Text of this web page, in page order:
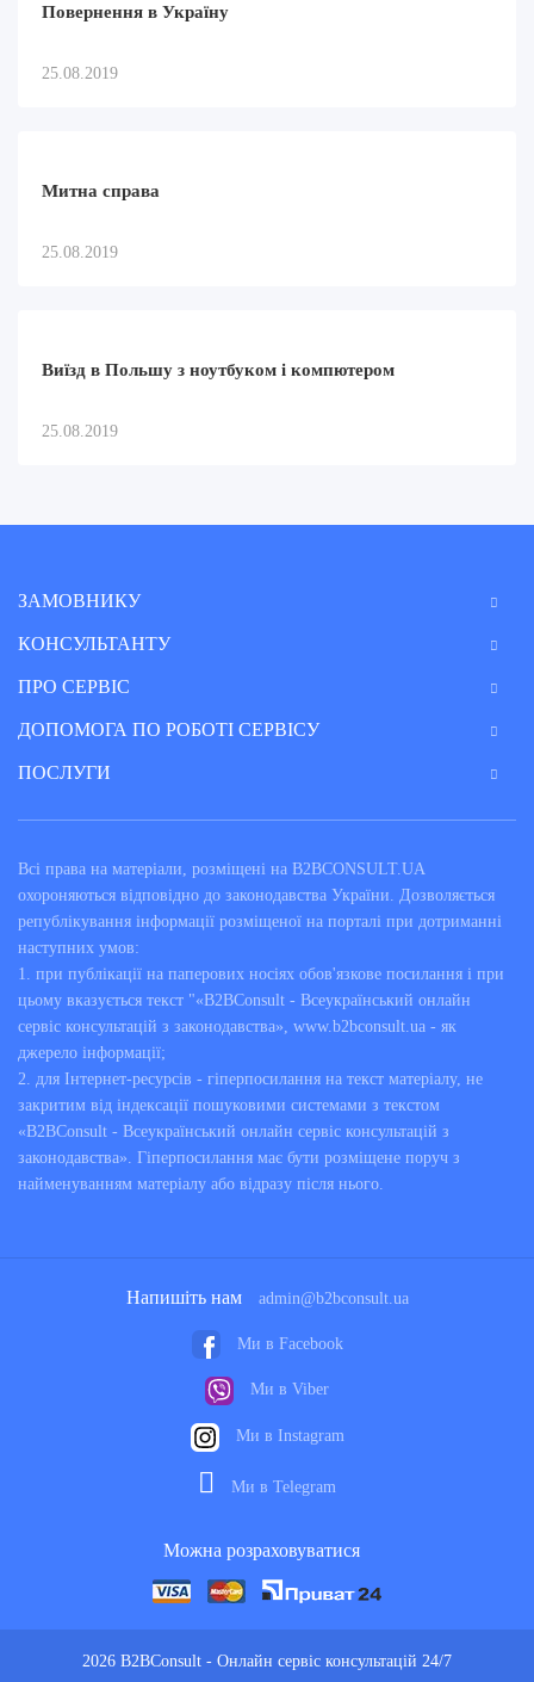
Повернення в Україну
25.08.2019
Митна справа
25.08.2019
Виїзд в Польшу з ноутбуком і компютером
25.08.2019
ЗАМОВНИКУ
КОНСУЛЬТАНТУ
ПРО СЕРВІС
ДОПОМОГА ПО РОБОТІ СЕРВІСУ
ПОСЛУГИ
Всі права на матеріали, розміщені на B2BCONSULT.UA
охороняються відповідно до законодавства України. Дозволяється
републікування інформації розміщеної на порталі при дотриманні
наступних умов:
1. при публікації на паперових носіях обов'язкове посилання і при
цьому вказується текст "«B2BConsult - Всеукраїнський онлайн
сервіс консультацій з законодавства», www.b2bconsult.ua - як
джерело інформації;
2. для Інтернет-ресурсів - гіперпосилання на текст матеріалу, не
закритим від індексації пошуковими системами з текстом
«B2BConsult - Всеукраїнський онлайн сервіс консультацій з
законодавства». Гіперпосилання має бути розміщене поруч з
найменуванням матеріалу або відразу після нього.
2026 B2BConsult - Онлайн сервіс консультацій 24/7
Напишіть нам admin@b2bconsult.ua
Ми в Facebook
Ми в Viber
Ми в Instagram
Ми в Telegram
Можна розраховуватися